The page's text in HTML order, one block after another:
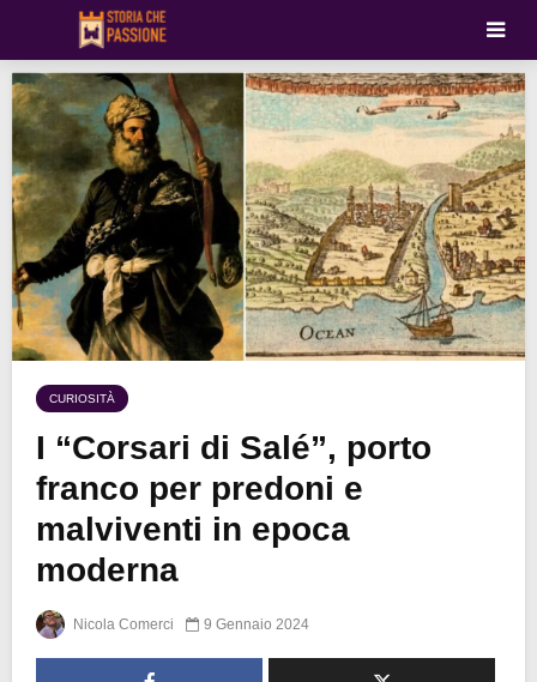
CURIOSITÀ
I “Corsari di Salé”, porto
franco per predoni e
malviventi in epoca
moderna
Nicola Comerci 9 Gennaio 2024